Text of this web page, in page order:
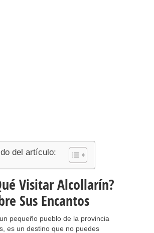
del artículo:
Visitar Alcollarín?
Sus Encantos
pequeño pueblo de la provincia
es un destino que no puedes